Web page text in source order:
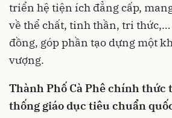
triển hệ tiện ích đẳng cấp,
về thể chất, tinh thần, tri thức,…
đồng, góp phần tạo dựng một
vượng.
Thành Phố Cà Phê chính
thống giáo dục tiêu chuẩn